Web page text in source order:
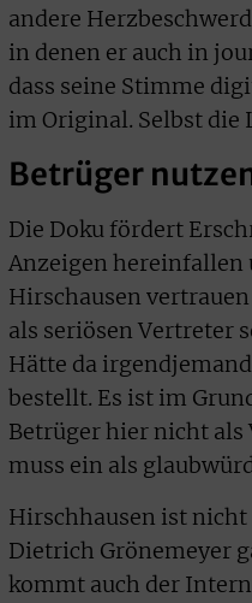
andere
in denen er auch in
dass seine Stimme
im Original. Selbst die
Betrüger
Die Doku fördert
Anzeigen hereinfallen
Hirschausen
als seriösen Vertreter
Hätte da
bestellt. Es ist im
Betrüger hier nicht als
muss ein als
Hirschhausen ist
Dietrich Grönemeyer
kommt auch der